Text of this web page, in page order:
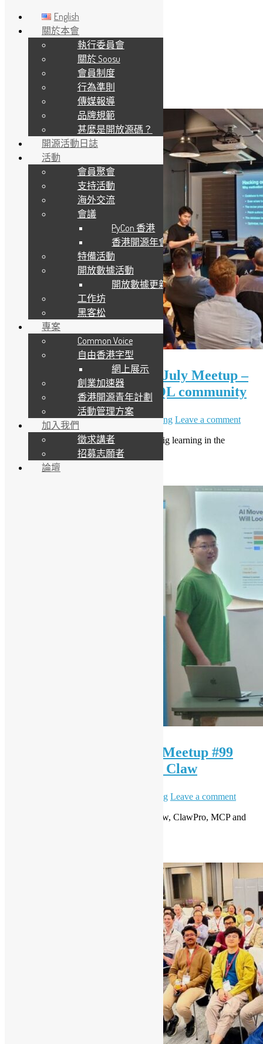
Skip to main content
分類: 會員聚會
（只提供英文版）OSHK July Meetup –
Small patch for PostgreSQL community
7 7 月, 202623 7 月, 2026 Daisy Maris Fung Leave a comment
OSHK July Meetup Recap: Small patch, big learning in the
PostgreSQL community
Read More
（只提供英文版）OSHK Meetup #99
One Step Beyond w/ Open Claw
Daisy Maris Fung Leave a comment
AI Ready: From Claude Code to OpenClaw, ClawPro, MCP and
English
關於本會
執行委員會
關於 Soosu
會員制度
行為準則
傳媒報導
品牌規範
甚麼是開放源碼？
開源活動日誌
活動
會員聚會
支持活動
海外交流
會議
PyCon 香港
香港開源年會
特備活動
開放數據活動
開放數據更新
工作坊
黑客松
專案
Common Voice
自由香港字型
網上展示
創業加速器
香港開源青年計劃
活動管理方案
加入我們
徵求講者
招募志願者
論壇